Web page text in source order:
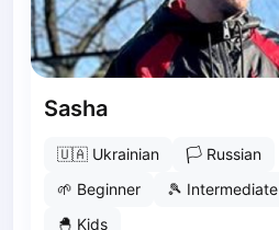
Bielsko-Biala
Bolesławiec
Bydgoszcz
Chojnice
Czestochowa
Dabrowa Gornicza
Sasha
🇺🇦 Ukrainian 🏳 Russian
🌱 Beginner 🎾 Intermediate
🐣 Kids